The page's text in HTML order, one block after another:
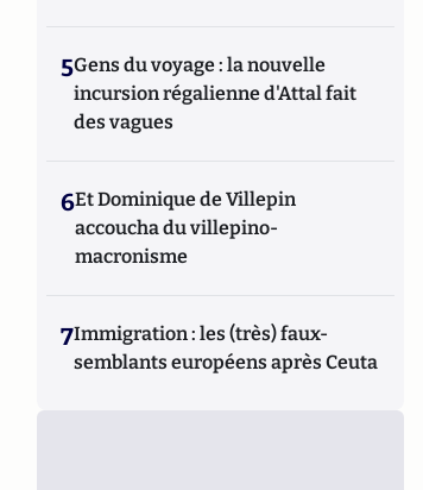
5Gens du voyage : la nouvelle
incursion régalienne d'Attal fait
des vagues
6Et Dominique de Villepin
accoucha du villepino-
macronisme
7Immigration : les (très) faux-
semblants européens après Ceuta